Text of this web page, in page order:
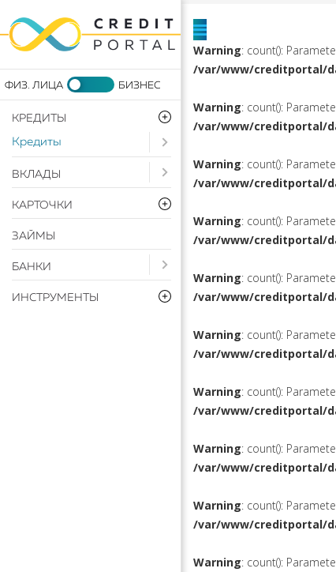
КРЕДИТЫ
Open submenu ( Кредиты)
Кредиты
Open submenu ( Вклады)
ВКЛАДЫ
КАРТОЧКИ
ЗАЙМЫ
Open submenu ( Банки)
БАНКИ
ИНСТРУМЕНТЫ
Warning: count():
/var/www/creditportal/
Warning: count():
/var/www/creditportal/
Warning: count():
/var/www/creditportal/
Warning: count():
/var/www/creditportal/
Warning: count():
/var/www/creditportal/
Warning: count():
/var/www/creditportal/
Warning: count():
/var/www/creditportal/
Warning: count():
/var/www/creditportal/
Warning: count():
/var/www/creditportal/
Warning: count():